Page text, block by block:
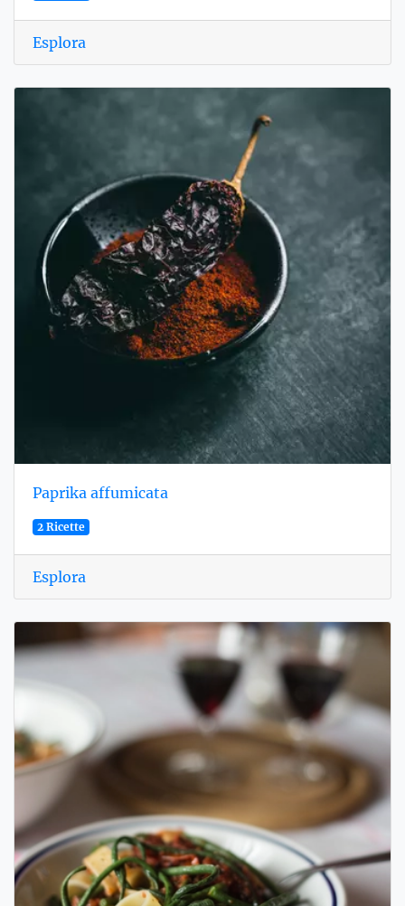
Esplora
Paprika affumicata
2 Ricette
Esplora